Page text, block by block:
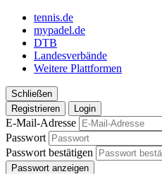
tennis.de
mypadel.de
DTB
Landesverbände
Weitere Plattformen
Schließen
Registrieren
Login
E-Mail-Adresse
Passwort
Passwort bestätigen
Passwort anzeigen